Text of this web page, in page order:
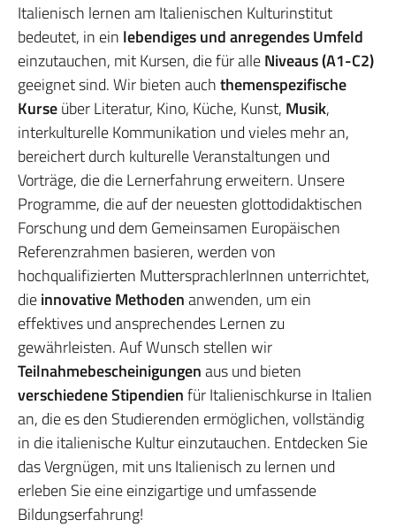
Italienisch lernen am Italienischen Kulturinstitut
bedeutet, in ein lebendiges und anregendes Umfeld
einzutauchen, mit Kursen, die für alleNiveaus (A1-C2)
geeignet sind. Wir bieten auchthemenspezifische
Kurseüber Literatur, Kino, Küche, Kunst, Musik,
interkulturelle Kommunikation und vieles mehr an,
bereichert durch kulturelle Veranstaltungen und
Vorträge, die die Lernerfahrung erweitern. Unsere
Programme, die auf der neuesten glottodidaktischen
Forschung und dem Gemeinsamen Europäischen
Referenzrahmen basieren, werden von
hochqualifizierten MuttersprachlerInnen unterrichtet,
dieinnovative Methodenanwenden, um ein
effektives und ansprechendes Lernen zu
gewährleisten. Auf Wunsch stellen wir
Teilnahmebescheinigungenaus und bieten
verschiedene Stipendienfür Italienischkurse in Italien
an, die es den Studierenden ermöglichen, vollständig
in die italienische Kultur einzutauchen. Entdecken Sie
das Vergnügen, mit uns Italienisch zu lernen und
erleben Sie eine einzigartige und umfassende
Bildungserfahrung!